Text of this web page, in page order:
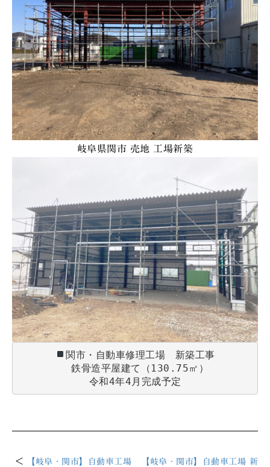
岐阜県関市 売地 工場新築
関市・自動車修理工場　新築工事
鉄骨造平屋建て（130.75㎡）
令和4年4月完成予定
<
【岐阜・関市】自動車工場
【岐阜・関市】自動車工場 新